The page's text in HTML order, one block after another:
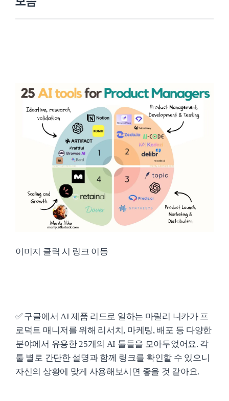
이미지 클릭 시 링크 이동
✅ 구글에서 AI 제품 리드로 일하는 마릴리 니카가 프
로덕트 매니저를 위해 리서치, 마케팅, 배포 등 다양한
분야에서 유용한 25개의 AI 툴들을 모아두었어요. 각
툴 별로 간단한 설명과 함께 링크를 확인할 수 있으니
자신의 상황에 맞게 사용해보시면 좋을 것 같아요.